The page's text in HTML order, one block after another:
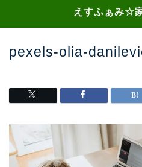
えすふぁみ☆
pexels-olia-